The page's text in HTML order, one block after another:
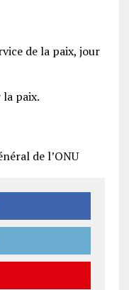
de la paix, jour
la paix.
de l’ONU